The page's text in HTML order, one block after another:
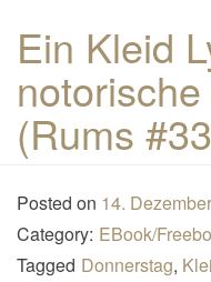
Ein Kleid
(Rums
Posted on 14.
Category: EBook/
Tagged Donnerstag,